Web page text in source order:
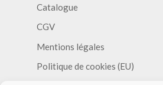
Catalogue
CGV
Mentions légales
Politique de cookies (EU)